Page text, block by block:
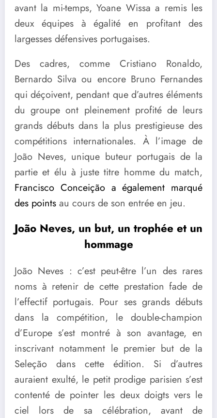
avant la mi-temps, Yoane Wissa a remis les
deux équipes à égalité en profitant des
largesses défensives portugaises.
Des cadres, comme Cristiano Ronaldo,
Bernardo Silva ou encore Bruno Fernandes
qui déçoivent, pendant que d’autres éléments
du groupe ont pleinement profité de leurs
grands débuts dans la plus prestigieuse des
compétitions internationales. À l’image de
João Neves, unique buteur portugais de la
partie et élu à juste titre homme du match,
Francisco Conceição a également marqué
des points au cours de son entrée en jeu.
João Neves, un but, un trophée et un
hommage
João Neves : c’est peut-être l’un des rares
noms à retenir de cette prestation fade de
l’effectif portugais. Pour ses grands débuts
dans la compétition, le double-champion
d’Europe s’est montré à son avantage, en
inscrivant notamment le premier but de la
Seleção dans cette édition. Si d’autres
auraient exulté, le petit prodige parisien s’est
contenté de pointer les deux doigts vers le
ciel lors de sa célébration, avant de